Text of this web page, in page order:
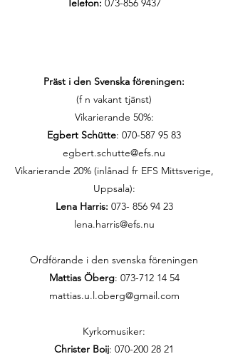
Telefon: 073-856 9437
Präst i den Svenska föreningen:
(f n vakant tjänst)
Vikarierande 50%:
Egbert Schütte: 070-587 95 83
egbert.schutte@efs.nu
Vikarierande 20% (inlånad fr EFS Mittsverige,
Uppsala):
Lena Harris: 073- 856 94 23
lena.harris@efs.nu
Ordförande i den svenska föreningen
Mattias Öberg: 073-712 14 54
mattias.u.l.oberg@gmail.com
Kyrkomusiker:
Christer Boij: 070-200 28 21